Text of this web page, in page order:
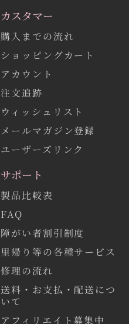
カスタマー
購入までの流れ
ショッピングカート
アカウント
注文追跡
ウィッシュリスト
メールマガジン登録
ユーザーズリンク
サポート
製品比較表
FAQ
障がい者割引制度
里帰り等の各種サービス
修理の流れ
送料・お支払・配送につ
いて
アフィリエイト募集中